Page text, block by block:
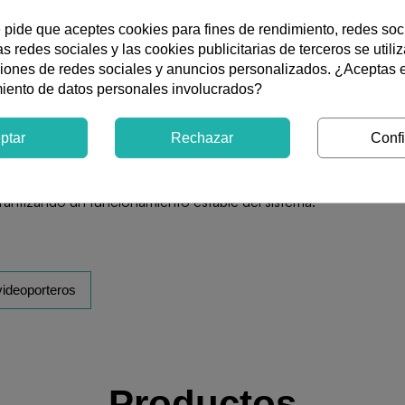
Instalación 2 hilos
G2+ de dos hilos no polarizados, constituido por el
El monitor ART 7 LITE/G2+ integra una pantalla de 7
funciones de vídeo-espía, autoencendido, modo
sonería auxiliar. La fuente FA-G2+ permite hasta cuatro
un funcionamiento estable del sistema.
pide que aceptes cookies para fines de rendimiento, redes
redes sociales y las cookies publicitarias de terceros se
de redes sociales y anuncios personalizados. ¿Aceptas
de datos personales involucrados?
Rechazar